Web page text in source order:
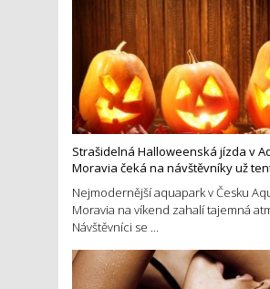
Strašidelná Halloweenská jízda v
Moravia čeká na návštěvníky už
Nejmodernější aquapark v Česku
Moravia na víkend zahalí tajemná
Návštěvníci se ...